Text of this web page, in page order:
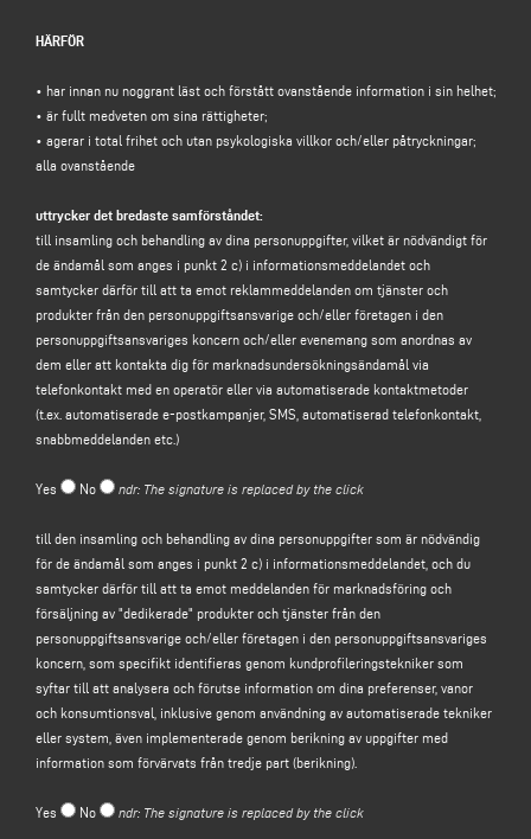
OCH RÄTTSLIG GRUND
Den personuppgiftsansvarige ska behandla dina personliga identifierings- och
kontaktuppgifter (såsom: namn, efternamn, företagsnamn, adress, stad,
postnummer, provins, stat, e-postadress, telefonnummer) som du direkt
KONTAKTER" på den personuppgiftsansvariges webbplats
(www.emmegi.com, "Webbplatsen").
Den personuppgiftsansvarige avser att behandla dina personuppgifter i syfte
svara på ditt meddelande eller din begäran om information som
via detta formulär, t.ex. för att få information om produkter eller tjänster som
erbjuds (inklusive att skicka gratis inbjudningar och
företagsinformationsmaterial) och för att få en offert etc.; den rättsliga
grunden för detta ändamål är den personuppgiftsansvariges legitima intresse
enligt artikel 6.1 f i GDPR att identifieras i den rimliga förväntan att du skulle
personuppgiftsansvarige i syfte att svara på din kontaktförfrågan;
denpersonuppgiftsansvarige och/eller företagen i den
personuppgiftsansvariges koncernoch/eller evenemang som anordnas av
dem eller för att kontakta dig i marknadsundersökningssyfte genom
telefonkontakt med en operatör eller genom automatiserade kontaktmetoder
(t.ex. automatiserade e-postkampanjer, SMS, automatiserad telefonkontakt,
snabbmeddelanden etc.); den rättsliga grunden för behandlingen av
uppgifterna är ditt samtycke, i enlighet med artikel 6.1 a i
dataskyddsförordningen (GDPR);
(c) marknadsföring och försäljning av "dedikerade" produkter och tjänster
från den personuppgiftsansvarige och/eller företagen i den
kundprofileringstekniker som har till syfte att analysera och förutsäga
HÄRFÖR
• har innan nu noggrant läst och förstått ovanstående information i sin helhet;
• är fullt medveten om sina rättigheter;
• agerar i total frihet och utan psykologiska villkor och/eller påtryckningar;
alla ovanstående
uttrycker det bredaste samförståndet:
till insamling och behandling av dina personuppgifter, vilket är nödvändigt för
de ändamål som anges i punkt 2 c) i informationsmeddelandet och
samtycker därför till att ta emot reklammeddelanden om tjänster och
produkter från den personuppgiftsansvarige och/eller företagen i den
personuppgiftsansvariges koncern och/eller evenemang som anordnas av
dem eller att kontakta dig för marknadsundersökningsändamål via
telefonkontakt med en operatör eller via automatiserade kontaktmetoder
(t.ex. automatiserade e-postkampanjer, SMS, automatiserad telefonkontakt,
snabbmeddelanden etc.)
Yes No ndr: The signature is replaced by the click
till den insamling och behandling av dina personuppgifter som är nödvändig
för de ändamål som anges i punkt 2 c) i informationsmeddelandet, och du
samtycker därför till att ta emot meddelanden för marknadsföring och
försäljning av "dedikerade" produkter och tjänster från den
personuppgiftsansvarige och/eller företagen i den personuppgiftsansvariges
koncern, som specifikt identifieras genom kundprofileringstekniker som
syftar till att analysera och förutse information om dina preferenser, vanor
och konsumtionsval, inklusive genom användning av automatiserade tekniker
eller system, även implementerade genom berikning av uppgifter med
information som förvärvats från tredje part (berikning).
Yes No ndr: The signature is replaced by the click